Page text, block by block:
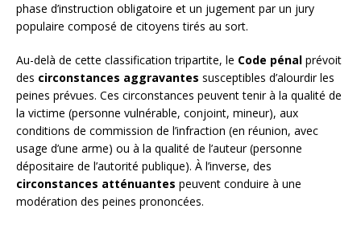
phase d’instruction obligatoire et un jugement par un jury
populaire composé de citoyens tirés au sort.
Au-delà de cette classification tripartite, le Code pénal prévoit
des circonstances aggravantes susceptibles d’alourdir les
peines prévues. Ces circonstances peuvent tenir à la qualité de
la victime (personne vulnérable, conjoint, mineur), aux
conditions de commission de l’infraction (en réunion, avec
usage d’une arme) ou à la qualité de l’auteur (personne
dépositaire de l’autorité publique). À l’inverse, des
circonstances atténuantes peuvent conduire à une
modération des peines prononcées.